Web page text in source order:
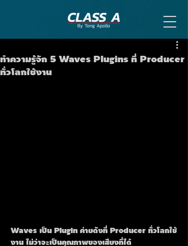
ทำความรู้จัก 5 Waves Plugins ที่ Producer
ทั่วโลกใช้งาน
Waves เป็น Plugin ค่ายดังที่ Producer ทั่วโลกใช้
งาน ไม่ว่าจะเป็นคุณภาพของเสียงที่ได้